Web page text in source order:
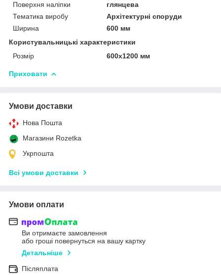
Поверхня наліпки
глянцева
Тематика виробу
Архітектурні споруди
Ширина
600 мм
Користувальницькі характеристики
Розмір
600х1200 мм
Приховати
Умови доставки
Нова Пошта
Магазини Rozetka
Укрпошта
Всі умови доставки
Умови оплати
Ви отримаєте замовлення
або гроші повернуться на вашу картку
Детальніше
Післяплата